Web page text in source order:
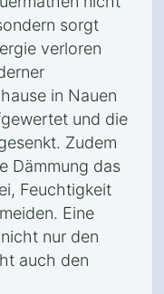
sorgt
verloren
in Nauen
und die
Zudem
Dämmung das
Feuchtigkeit
Eine
nur den
auch den